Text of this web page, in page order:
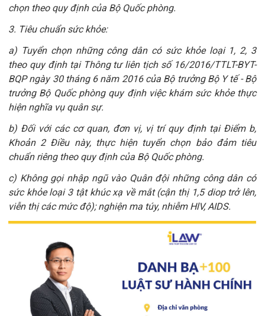
chọn theo quy định của Bộ Quốc phòng.
3. Tiêu chuẩn sức khỏe:
a) Tuyển chọn những công dân có sức khỏe loại 1, 2, 3
theo quy định tại Thông tư liên tịch số 16/2016/TTLT-BYT-
BQP ngày 30 tháng 6 năm 2016 của Bộ trưởng Bộ Y tế - Bộ
trưởng Bộ Quốc phòng quy định việc khám sức khỏe thực
hiện nghĩa vụ quân sự.
b) Đối với các cơ quan, đơn vị, vị trí quy định tại Điểm b,
Khoản 2 Điều này, thực hiện tuyển chọn bảo đảm tiêu
chuẩn riêng theo quy định của Bộ Quốc phòng.
c) Không gọi nhập ngũ vào Quân đội những công dân có
sức khỏe loại 3 tật khúc xạ về mắt (cận thị 1,5 diop trở lên,
viễn thị các mức độ); nghiện ma túy, nhiễm HlV, AIDS.